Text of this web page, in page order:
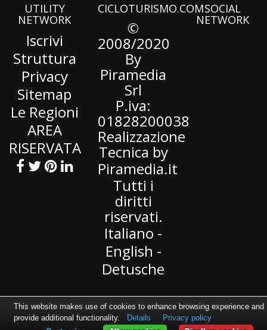
UTILITY
NETWORK
Iscrivi
Struttura
Privacy
Sitemap
Le Regioni
AREA
RISERVATA
CICLOTURISMO.COM
©
2008/2020
By
Piramedia
Srl
P.iva:
01828200038
Realizzazione
Tecnica by
Piramedia.it
Tutti i
diritti
riservati.
Italiano -
English -
Detusche
SOCIAL
NETWORK
This website makes use of cookies to enhance browsing experience and
provide additional functionality.
Details
Privacy policy